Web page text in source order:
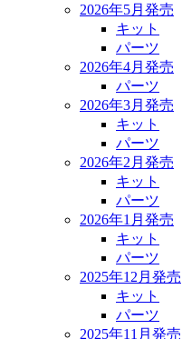
2026年5月発売
キット
パーツ
2026年4月発売
パーツ
2026年3月発売
キット
パーツ
2026年2月発売
キット
パーツ
2026年1月発売
キット
パーツ
2025年12月発売
キット
パーツ
2025年11月発売